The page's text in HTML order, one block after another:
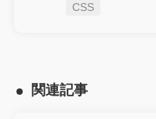
CSS
関連記事